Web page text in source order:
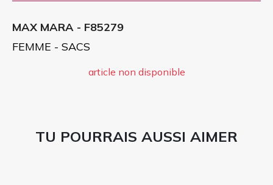
MAX MARA - F85279
FEMME - SACS
article non disponible
TU POURRAIS AUSSI AIMER